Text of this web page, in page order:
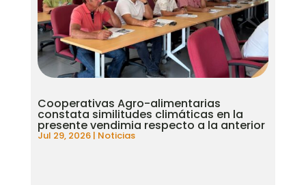
Cooperativas Agro-alimentarias
constata similitudes climáticas en la
presente vendimia respecto a la anterior
Jul 29, 2026| Noticias